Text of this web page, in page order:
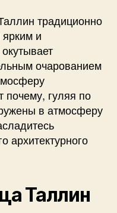
традиционно
ярким и
очарованием
почему, гуляя по
в атмосферу
архитектурного
Таллин